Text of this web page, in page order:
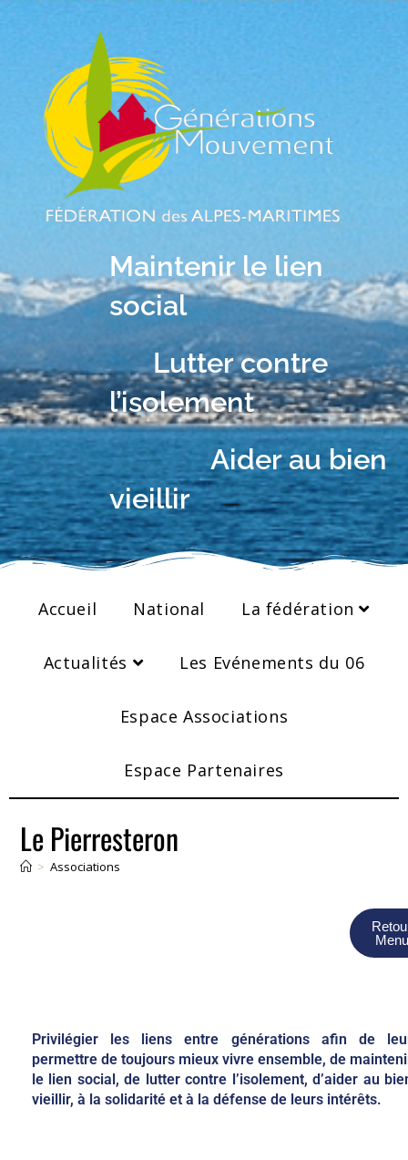
Maintenir le lien
social
Lutter contre
l’isolement
Aider au bien
vieillir
Accueil National La fédération
Actualités Les Evénements du 06
Espace Associations
Espace Partenaires
Le Pierresteron
> Associations
Menu
Privilégier les liens entre générations afin de
permettre de toujours mieux vivre ensemble, de
le lien social, de lutter contre l’isolement, d’aider au
vieillir, à la solidarité et à la défense de leurs intérêts.